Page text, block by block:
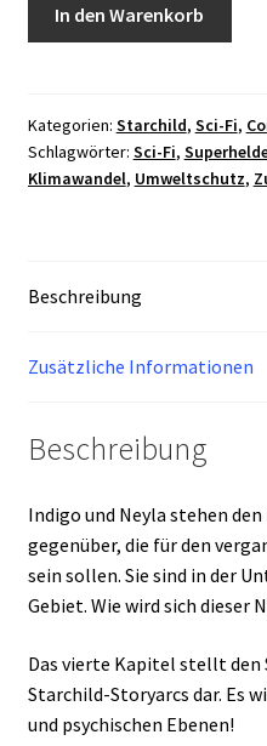
Zeichner
Menge
In den Warenkorb
Kategorien: Starchild, Sci-Fi,
Schlagwörter: Sci-Fi,
Klimawandel, Umweltschutz,
Beschreibung
Zusätzliche Informationen
Beschreibung
Indigo und Neyla stehen
gegenüber, die für den
sein sollen. Sie sind in der
Gebiet. Wie wird sich dieser
Das vierte Kapitel stellt den
Starchild-Storyarcs dar. Es
und psychischen Ebenen!